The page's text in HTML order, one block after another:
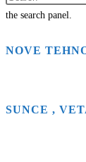
the search panel.
NOVE
SUNCE ,